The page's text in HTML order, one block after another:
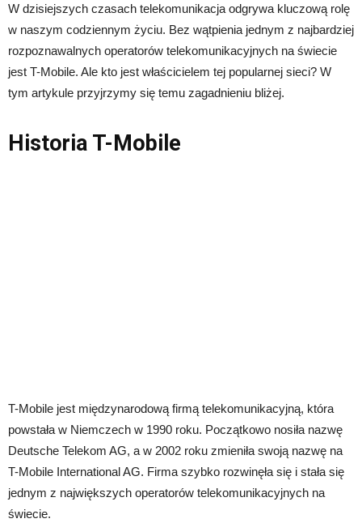
W dzisiejszych czasach telekomunikacja odgrywa kluczową rolę
w naszym codziennym życiu. Bez wątpienia jednym z najbardziej
rozpoznawalnych operatorów telekomunikacyjnych na świecie
jest T-Mobile. Ale kto jest właścicielem tej popularnej sieci? W
tym artykule przyjrzymy się temu zagadnieniu bliżej.
Historia T-Mobile
T-Mobile jest międzynarodową firmą telekomunikacyjną, która
powstała w Niemczech w 1990 roku. Początkowo nosiła nazwę
Deutsche Telekom AG, a w 2002 roku zmieniła swoją nazwę na
T-Mobile International AG. Firma szybko rozwinęła się i stała się
jednym z największych operatorów telekomunikacyjnych na
świecie.